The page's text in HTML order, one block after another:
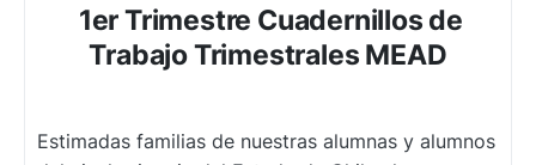
1er Trimestre Cuadernillos de
Trabajo Trimestrales MEAD
Estimadas familias de nuestras alumnas y alumnos